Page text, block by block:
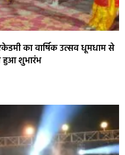
का वार्षिक उत्सव धूमधाम से
हुआ शुभारंभ